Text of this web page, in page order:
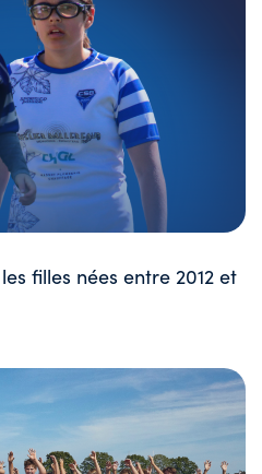
filles nées entre 2012 et